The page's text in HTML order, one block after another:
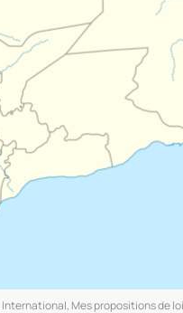
International, Mes propositions de loi